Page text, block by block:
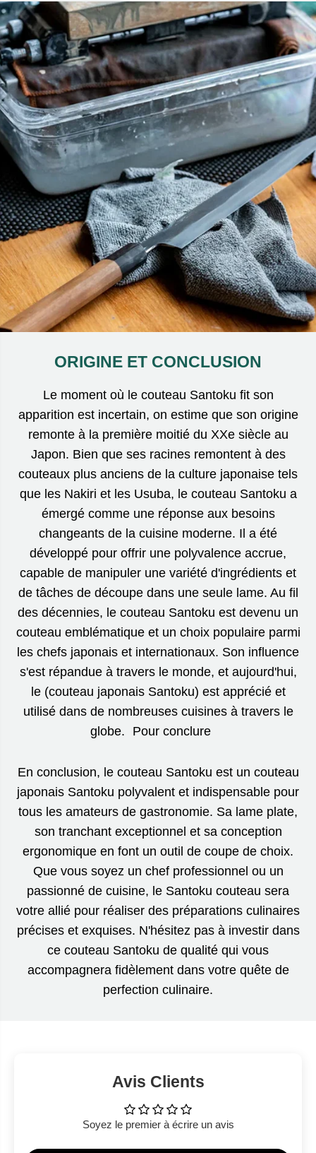
ORIGINE ET CONCLUSION
Le moment où le couteau Santoku fit son
apparition est incertain, on estime que son origine
remonte à la première moitié du XXe siècle au
Japon. Bien que ses racines remontent à des
couteaux plus anciens de la culture japonaise tels
que les Nakiri et les Usuba, le couteau Santoku a
émergé comme une réponse aux besoins
changeants de la cuisine moderne. Il a été
développé pour offrir une polyvalence accrue,
capable de manipuler une variété d'ingrédients et
de tâches de découpe dans une seule lame. Au fil
des décennies, le couteau Santoku est devenu un
couteau emblématique et un choix populaire parmi
les chefs japonais et internationaux. Son influence
s'est répandue à travers le monde, et aujourd'hui,
le (couteau japonais Santoku) est apprécié et
utilisé dans de nombreuses cuisines à travers le
globe. Pour conclure
En conclusion, le couteau Santoku est un couteau
japonais Santoku polyvalent et indispensable pour
tous les amateurs de gastronomie. Sa lame plate,
son tranchant exceptionnel et sa conception
ergonomique en font un outil de coupe de choix.
Que vous soyez un chef professionnel ou un
passionné de cuisine, le Santoku couteau sera
votre allié pour réaliser des préparations culinaires
précises et exquises. N'hésitez pas à investir dans
ce couteau Santoku de qualité qui vous
accompagnera fidèlement dans votre quête de
perfection culinaire.
Avis Clients
Soyez le premier à écrire un avis